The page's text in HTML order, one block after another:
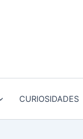
CURIOSIDADES